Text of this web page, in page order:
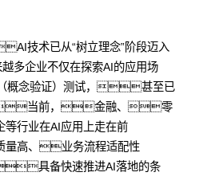
技术已从“树立理念”阶段迈入
多企业不仅在探索AI的应用场
概念验证）测试，甚至已
当前，金融、零
业在AI应用上走在前
高、业务流程适配性
具备快速推进AI落地的条